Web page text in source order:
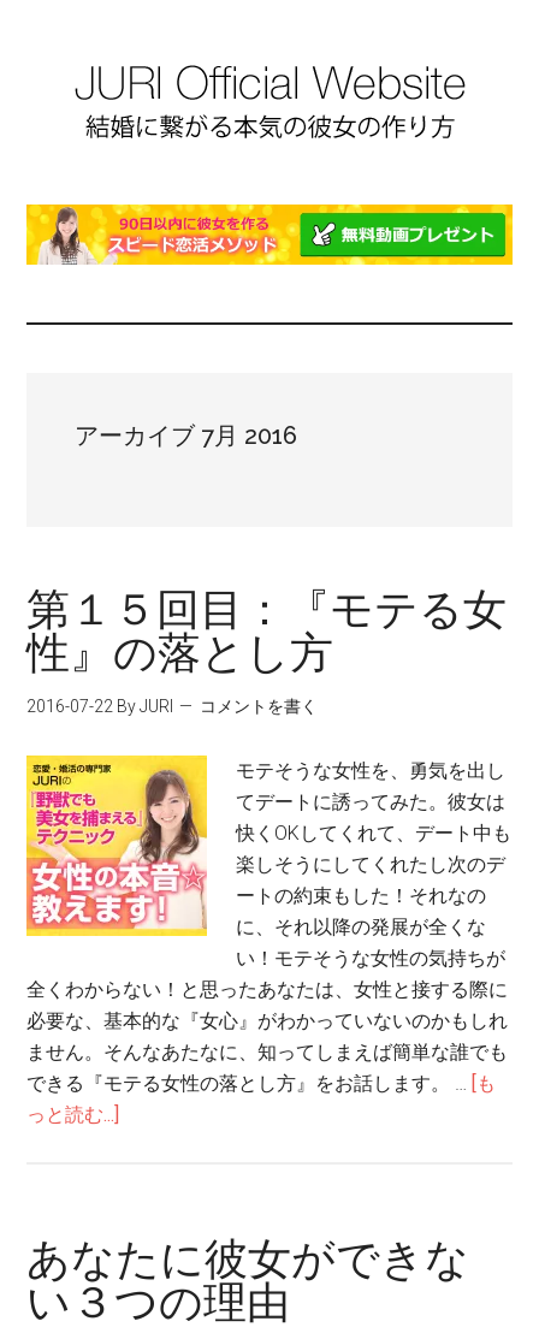
アーカイブ 7月 2016
第１５回目：『モテる女
性』の落とし方
2016-07-22 By JURI コメントを書く
モテそうな女性を、勇気を出し
てデートに誘ってみた。彼女は
快くOKしてくれて、デート中も
楽しそうにしてくれたし次のデ
ートの約束もした！それなの
に、それ以降の発展が全くな
い！モテそうな女性の気持ちが
全くわからない！と思ったあなたは、女性と接する際に
必要な、基本的な『女心』がわかっていないのかもしれ
ません。そんなあたなに、知ってしまえば簡単な誰でも
できる『モテる女性の落とし方』をお話します。 … [も
っと読む...]
あなたに彼女ができな
い３つの理由